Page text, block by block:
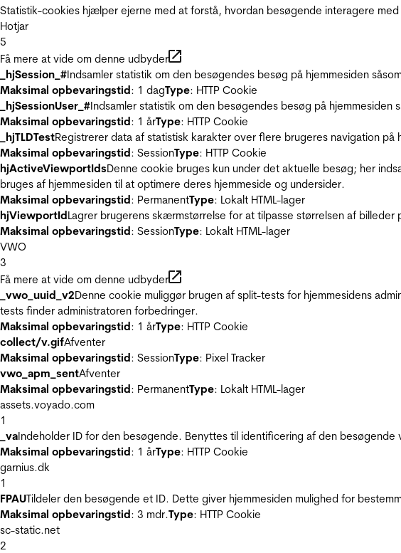
Statistik-cookies hjælper ejerne med at forstå, hvordan besøgende interagere
Hotjar
5
Få mere at vide om denne udbyder
_hjSession_#Indsamler statistik om den besøgendes besøg på hjemmesiden
Maksimal opbevaringstid: 1 dagType: HTTP Cookie
_hjSessionUser_#Indsamler statistik om den besøgendes besøg på
Maksimal opbevaringstid: 1 årType: HTTP Cookie
_hjTLDTestRegistrerer data af statistisk karakter over flere brugeres navigation
Maksimal opbevaringstid: SessionType: HTTP Cookie
hjActiveViewportIdsDenne cookie bruges kun under det aktuelle besøg; her
bruges af hjemmesiden til at optimere deres hjemmeside og undersider.
Maksimal opbevaringstid: PermanentType: Lokalt HTML-lager
hjViewportIdLagrer brugerens skærmstørrelse for at tilpasse størrelsen af billeder
Maksimal opbevaringstid: SessionType: Lokalt HTML-lager
VWO
3
Få mere at vide om denne udbyder
_vwo_uuid_v2Denne cookie muliggør brugen af split-tests for hjemmesidens
tests finder administratoren forbedringer.
Maksimal opbevaringstid: 1 årType: HTTP Cookie
collect/v.gifAfventer
Maksimal opbevaringstid: SessionType: Pixel Tracker
vwo_apm_sentAfventer
Maksimal opbevaringstid: PermanentType: Lokalt HTML-lager
assets.voyado.com
1
_vaIndeholder ID for den besøgende. Benyttes til identificering af den besøgende
Maksimal opbevaringstid: 1 årType: HTTP Cookie
garnius.dk
1
FPAUTildeler den besøgende et ID. Dette giver hjemmesiden mulighed for
Maksimal opbevaringstid: 3 mdr.Type: HTTP Cookie
sc-static.net
2